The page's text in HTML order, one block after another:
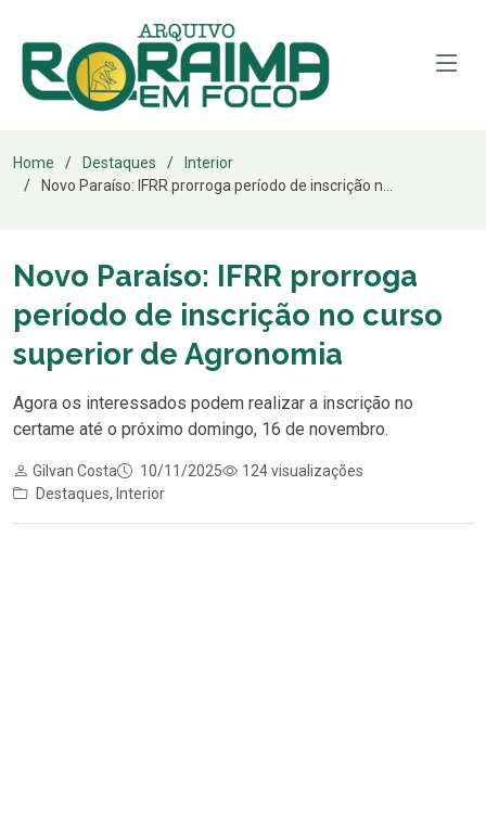
Home Destaques
Interior
Novo Paraíso: IFRR prorroga período de inscrição n...
Novo Paraíso: IFRR prorroga
período de inscrição no curso
superior de Agronomia
Agora os interessados podem realizar a inscrição no
certame até o próximo domingo, 16 de novembro.
Gilvan Costa 10/11/2025
124 visualizações
Destaques, Interior